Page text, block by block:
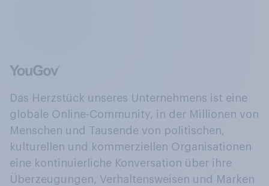
Das Herzstück unseres Unternehmens ist eine
globale Online-Community, in der Millionen von
Menschen und Tausende von politischen,
kulturellen und kommerziellen Organisationen
eine kontinuierliche Konversation über ihre
Überzeugungen, Verhaltensweisen und Marken